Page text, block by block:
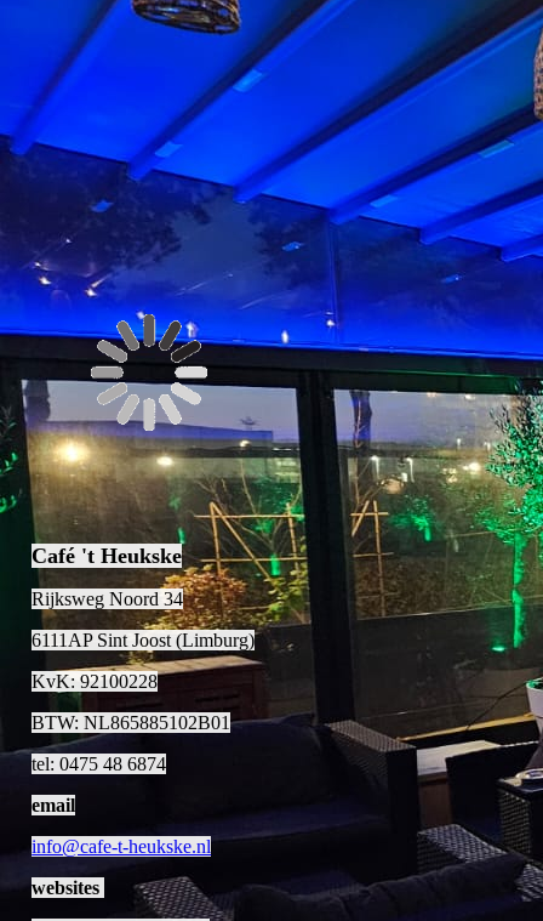
dartbanen02
Café 't Heukske
Rijksweg Noord 34
6111AP Sint Joost (Limburg)
KvK: 92100228
BTW: NL865885102B01
tel: 0475 48 6874
email
info@cafe-t-heukske.nl
websites